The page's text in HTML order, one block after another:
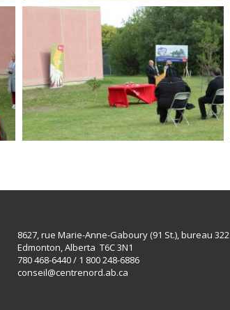
8627, rue Marie-Anne-Gaboury (91 St.), bureau 322
Edmonton, Alberta T6C 3N1
780 468-6440 / 1 800 248-6886
conseil@centrenord.ab.ca